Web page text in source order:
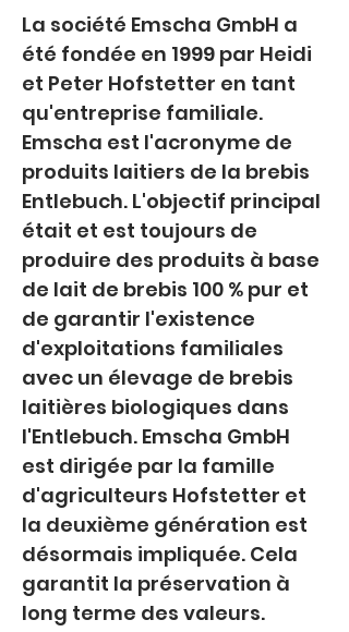
La société Emscha GmbH a
été fondée en 1999 par Heidi
et Peter Hofstetter en tant
qu'entreprise familiale.
Emscha est l'acronyme de
produits laitiers de la brebis
Entlebuch. L'objectif principal
était et est toujours de
produire des produits à base
de lait de brebis 100 % pur et
de garantir l'existence
d'exploitations familiales
avec un élevage de brebis
laitières biologiques dans
l'Entlebuch. Emscha GmbH
est dirigée par la famille
d'agriculteurs Hofstetter et
la deuxième génération est
désormais impliquée. Cela
garantit la préservation à
long terme des valeurs.